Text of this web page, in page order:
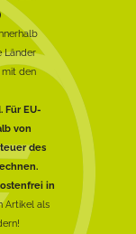
Länder
mit den
Für EU-
von
des
in
Artikel als